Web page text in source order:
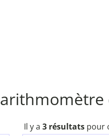
arithmomètre
Il y a 3 résultats pour